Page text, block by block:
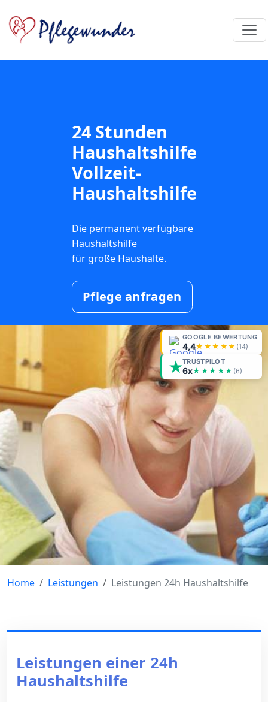
GOOGLE BEWERTUNG
4,4★★★★★ (14)
TRUSTPILOT
6x★★★★★ (6)
24 Stunden
Haushaltshilfe
Vollzeit-
Haushaltshilfe
Die permanent verfügbare
Haushaltshilfe
für große Haushalte.
Pflege anfragen
Home Leistungen Leistungen 24h Haushaltshilfe
Leistungen einer 24h
Haushaltshilfe